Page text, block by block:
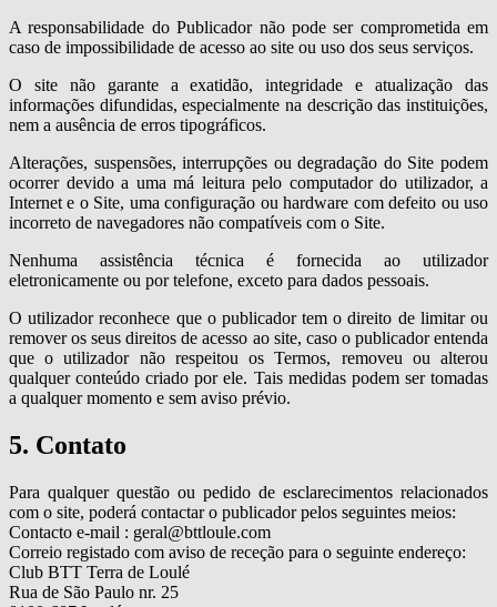
A responsabilidade do Publicador não pode ser comprometida em
caso de impossibilidade de acesso ao site ou uso dos seus serviços.
O site não garante a exatidão, integridade e atualização das
informações difundidas, especialmente na descrição das instituições,
nem a ausência de erros tipográficos.
Alterações, suspensões, interrupções ou degradação do Site podem
ocorrer devido a uma má leitura pelo computador do utilizador, a
Internet e o Site, uma configuração ou hardware com defeito ou uso
incorreto de navegadores não compatíveis com o Site.
Nenhuma assistência técnica é fornecida ao utilizador
eletronicamente ou por telefone, exceto para dados pessoais.
O utilizador reconhece que o publicador tem o direito de limitar ou
remover os seus direitos de acesso ao site, caso o publicador entenda
que o utilizador não respeitou os Termos, removeu ou alterou
qualquer conteúdo criado por ele. Tais medidas podem ser tomadas
a qualquer momento e sem aviso prévio.
5. Contato
Para qualquer questão ou pedido de esclarecimentos relacionados
com o site, poderá contactar o publicador pelos seguintes meios:
Contacto e-mail : geral@bttloule.com
Correio registado com aviso de receção para o seguinte endereço:
Club BTT Terra de Loulé
Rua de São Paulo nr. 25